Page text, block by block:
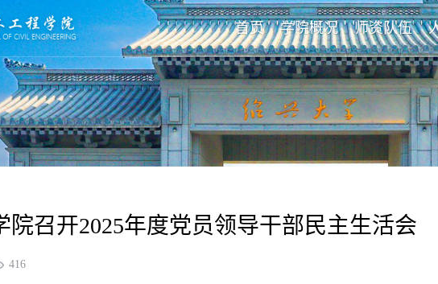
首页 学院概况 师资队伍
院召开2025年度党员领导干部民主生活会
416